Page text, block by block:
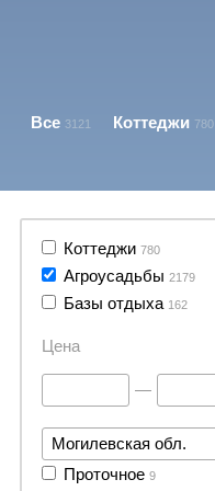
Все 3121 Коттеджи 780
Коттеджи 780
Агроусадьбы 2179
Базы отдыха 162
Цена
—
Могилевская обл.
Проточное 9